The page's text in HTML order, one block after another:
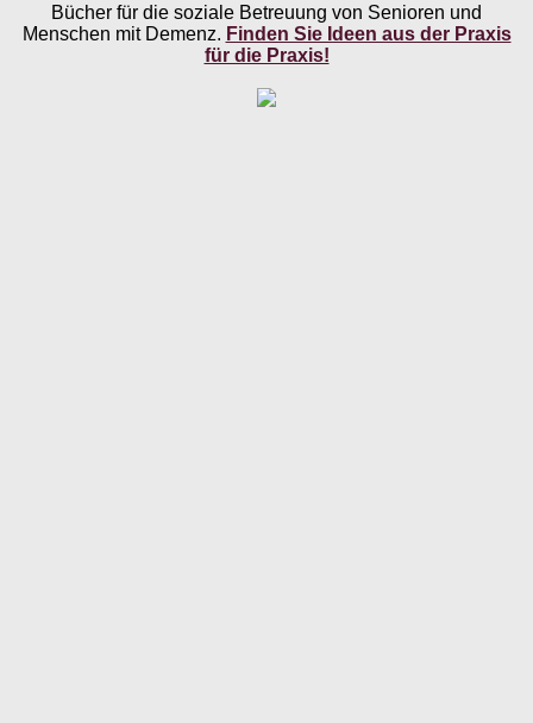
Bücher für die soziale Betreuung von Senioren und
Menschen mit Demenz. Finden Sie Ideen aus der Praxis
für die Praxis!